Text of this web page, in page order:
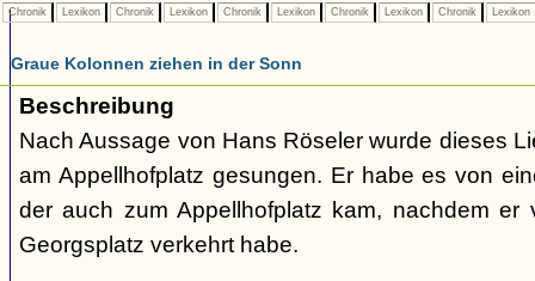
Chronik Lexikon Chronik Lexikon Chronik Lexikon Chronik Lexikon Chronik Lexikon
Graue Kolonnen ziehen in der Sonn
Beschreibung
Nach Aussage von Hans Röseler wurde dieses
am Appellhofplatz gesungen. Er habe es von
der auch zum Appellhofplatz kam, nachdem er
Georgsplatz verkehrt habe.